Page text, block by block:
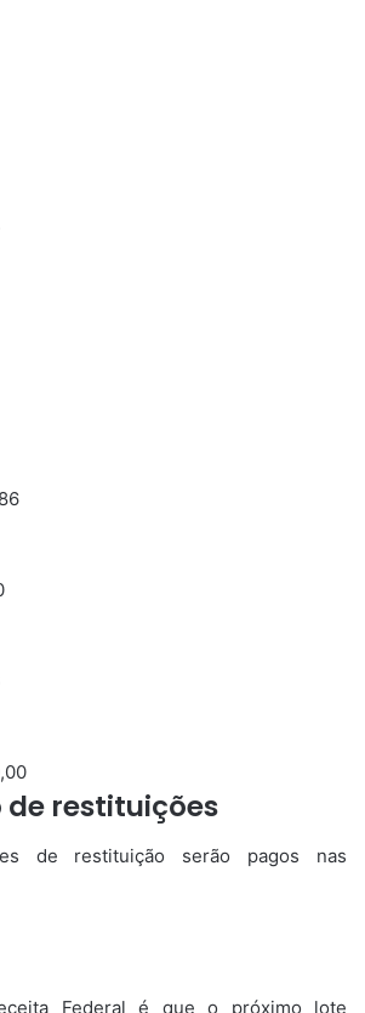
restituições
de restituição serão pagos nas
Federal é que o próximo lote